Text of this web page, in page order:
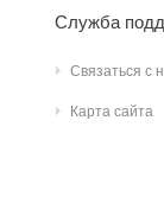
Служба
Связаться с
Карта сайта